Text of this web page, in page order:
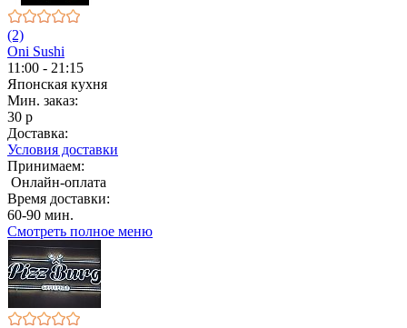
(2)
Oni Sushi
11:00 - 21:15
Японская кухня
Мин. заказ:
30 р
Доставка:
Условия доставки
Принимаем:
Онлайн-оплата
Время доставки:
60-90 мин.
Смотреть полное меню